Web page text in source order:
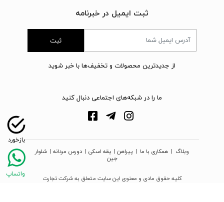
ثبت ایمیل در خبرنامه
ثبت
از جدیدترین محصولات و تخفیف‌ها با خبر شوید
ما را در شبکه‌های اجتماعی دنبال کنید
وبلاگ | همکاری با ما | پیراهن | یقه اسکی | دورس مردانه | شلوار
جین
کلیه حقوق مادی و معنوی این سایت متعلق به شرکت تجارت